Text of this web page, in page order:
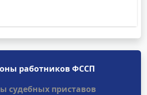
работников ФССП
судебных приставов